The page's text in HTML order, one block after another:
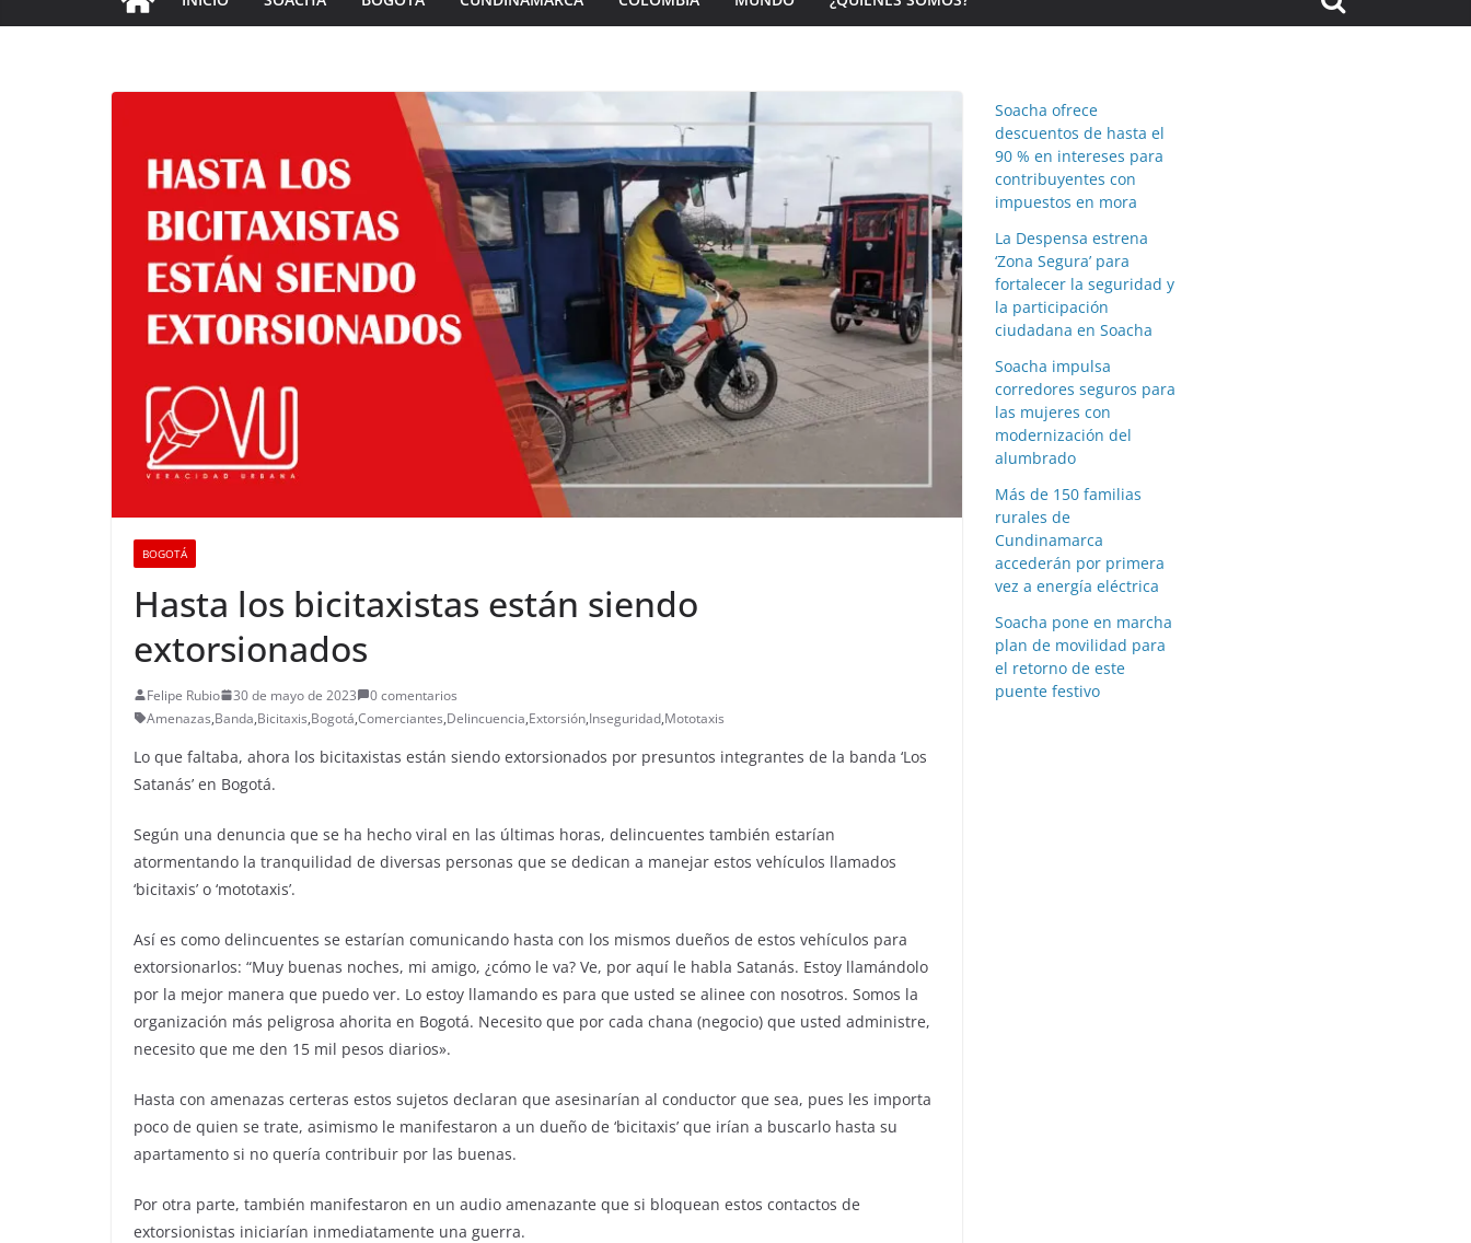
BOGOTÁ
Hasta los bicitaxistas están siendo
extorsionados
Felipe Rubio 30 de mayo de 2023
0 comentarios
Amenazas,Banda,Bicitaxis,Bogotá,Comerciantes,Delincuencia,Extorsión,Inseguridad,Mototaxis
Lo que faltaba, ahora los bicitaxistas están siendo extorsionados por presuntos integrantes de la banda ‘Los
Satanás’ en Bogotá.
Según una denuncia que se ha hecho viral en las últimas horas, delincuentes también estarían
atormentando la tranquilidad de diversas personas que se dedican a manejar estos vehículos llamados
‘bicitaxis’ o ‘mototaxis’.
Así es como delincuentes se estarían comunicando hasta con los mismos dueños de estos vehículos para
extorsionarlos: “Muy buenas noches, mi amigo, ¿cómo le va? Ve, por aquí le habla Satanás. Estoy llamándolo
por la mejor manera que puedo ver. Lo estoy llamando es para que usted se alinee con nosotros. Somos la
organización más peligrosa ahorita en Bogotá. Necesito que por cada chana (negocio) que usted administre,
necesito que me den 15 mil pesos diarios».
Hasta con amenazas certeras estos sujetos declaran que asesinarían al conductor que sea, pues les importa
poco de quien se trate, asimismo le manifestaron a un dueño de ‘bicitaxis’ que irían a buscarlo hasta su
apartamento si no quería contribuir por las buenas.
Por otra parte, también manifestaron en un audio amenazante que si bloquean estos contactos de
extorsionistas iniciarían inmediatamente una guerra.
Soacha ofrece
descuentos de hasta el
90 % en intereses para
contribuyentes con
impuestos en mora
La Despensa estrena
‘Zona Segura’ para
fortalecer la seguridad y
la participación
ciudadana en Soacha
Soacha impulsa
corredores seguros para
las mujeres con
modernización del
alumbrado
Más de 150 familias
rurales de
Cundinamarca
accederán por primera
vez a energía eléctrica
Soacha pone en marcha
plan de movilidad para
el retorno de este
puente festivo